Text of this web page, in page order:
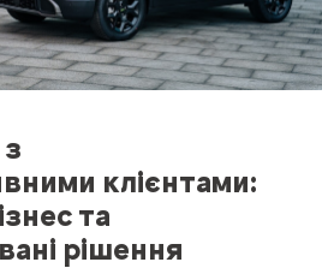
клієнтами:
та
рішення